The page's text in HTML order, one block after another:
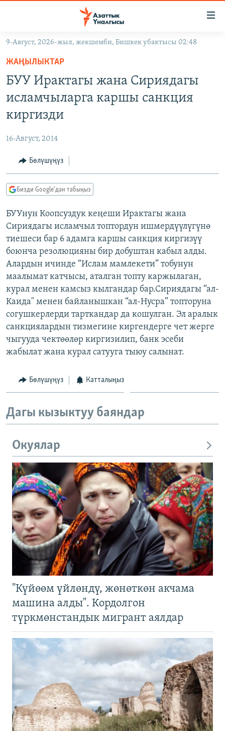
Навигацияга
өтүңүз
Издөөгө
салыңызКЫРГЫЗСТАН
МАДАНИЯТ
ТВ ПРОГРАММАЛАР
БҮГҮН АЗАТТЫКТА
ДАНИСТЕ
ЭЖЕ-СИҢДИЛЕР
АЗАТТЫК+
ЫҢГАЙСЫЗ СУРООЛОР
ПОДКАСТ
ОНЛАЙН ШЕРИНЕ
ЭЕ/АРнун бардык сайттары
9-Август, 2026-жыл, жекшемби, Бишкек убактысы 02:48
ЖАҢЫЛЫКТАР
БУУ Ирактагы жана Сириядагы
исламчыларга каршы санкция
киргизди
16-Август, 2014
Бөлүшүңүз
Бизди Google'дан табыңыз
БУУнун Коопсуздук кеңеши Ирактагы жана
Сириядагы исламчыл топтордун ишмердүүлүгүнө
тиешеси бар 6 адамга каршы санкция киргизүү
боюнча резолюцияны бир добуштан кабыл алды.
Алардын ичинде “Ислам мамлекети” тобунун
маалымат катчысы, аталган топту каржылаган,
курал менен камсыз кылгандар бар.Сириядагы “ал-
Каида" менен байланышкан “ал-Нусра” топторуна
согушкерлерди тарткандар да кошулган. Эл аралык
санкциялардын тизмегине киргендерге чет жерге
чыгууда чектөөлөр киргизилип, банк эсеби
жабылат жана курал сатууга тыюу салынат.
Бөлүшүңүз Катталыңыз
Дагы кызыктуу баяндар
Окуялар
"Күйөөм үйлөндү, жөнөткөн акчама
машина алды". Кордолгон
түркмөнстандык мигрант аялдар